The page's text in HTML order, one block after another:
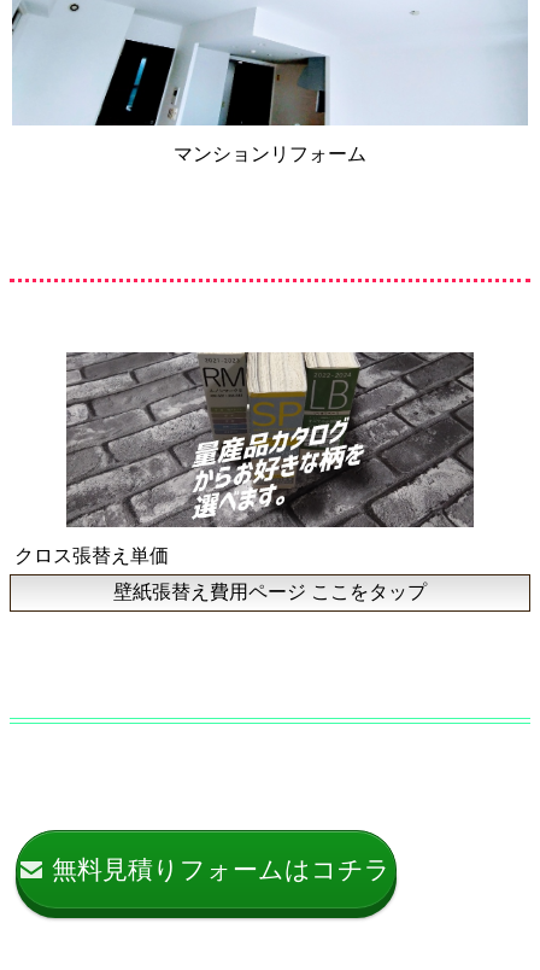
マンションリフォーム
クロス張替え単価
壁紙張替え費用ページ ここをタップ
無料見積りフォームはコチラ